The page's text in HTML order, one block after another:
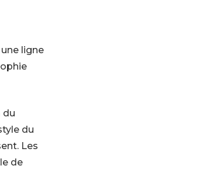
ligne
du
du
Les
de